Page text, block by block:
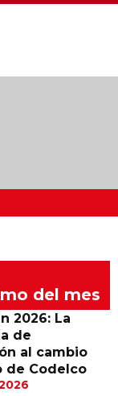
del mes
2026: La
de
al cambio
de Codelco